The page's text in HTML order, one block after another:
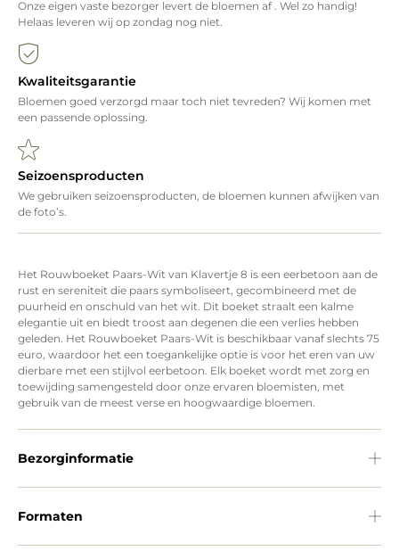
Onze eigen vaste bezorger levert de bloemen af . Wel zo handig!
Helaas leveren wij op zondag nog niet.
Kwaliteitsgarantie
Bloemen goed verzorgd maar toch niet tevreden? Wij komen met
een passende oplossing.
Seizoensproducten
We gebruiken seizoensproducten, de bloemen kunnen afwijken van
de foto’s.
Het Rouwboeket Paars-Wit van Klavertje 8 is een eerbetoon aan de
rust en sereniteit die paars symboliseert, gecombineerd met de
puurheid en onschuld van het wit. Dit boeket straalt een kalme
elegantie uit en biedt troost aan degenen die een verlies hebben
geleden. Het Rouwboeket Paars-Wit is beschikbaar vanaf slechts 75
euro, waardoor het een toegankelijke optie is voor het eren van uw
dierbare met een stijlvol eerbetoon. Elk boeket wordt met zorg en
toewijding samengesteld door onze ervaren bloemisten, met
gebruik van de meest verse en hoogwaardige bloemen.
Bezorginformatie
Formaten